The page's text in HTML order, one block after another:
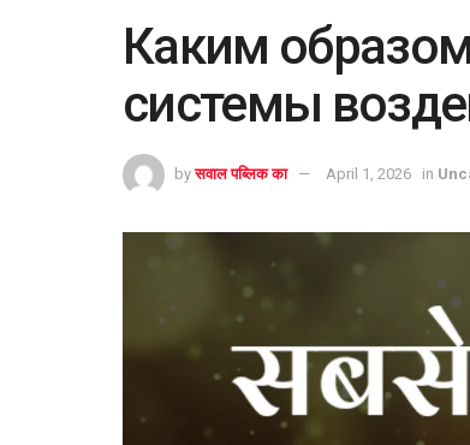
Каким
системы
by सवाल पब्लिक का April 1, 2026 in